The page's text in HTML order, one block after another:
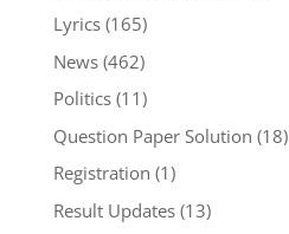
Lyrics(165)
News(462)
Politics(11)
Question Paper Solution (18)
Registration (1)
Result Updates(13)